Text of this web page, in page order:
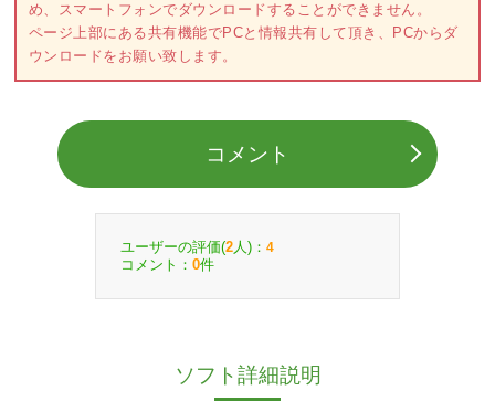
め、スマートフォンでダウンロードすることができません。
ページ上部にある共有機能でPCと情報共有して頂き、PCからダ
ウンロードをお願い致します。
コメント
ユーザーの評価(2 人)： 4
コメント： 0件
ソフト詳細説明